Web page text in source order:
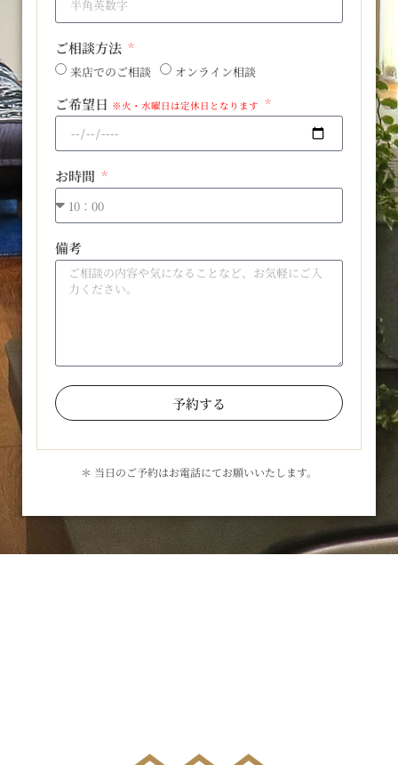
ご相談方法
来店でのご相談 オンライン相談
ご希望日 ※火・水曜日は定休日となります
お時間
備考
予約する
＊ 当日のご予約はお電話にてお願いいたします。